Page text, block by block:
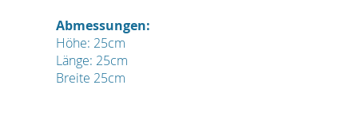
Abmessungen:
Höhe: 25cm
Länge: 25cm
Breite 25cm